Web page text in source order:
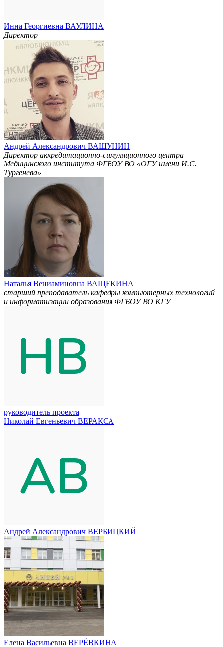
Инна Георгиевна ВАУЛИНА
Директор
Андрей Александрович ВАШУНИН
Директор аккредитационно-симуляционного центра
Медицинского института ФГБОУ ВО «ОГУ имени И.С.
Тургенева»
Наталья Вениаминовна ВАЩЕКИНА
старший преподаватель кафедры компьютерных технологий
и информатизации образования ФГБОУ ВО КГУ
руководитель проекта
Николай Евгеньевич ВЕРАКСА
Андрей Александрович ВЕРБИЦКИЙ
Елена Васильевна ВЕРЁВКИНА